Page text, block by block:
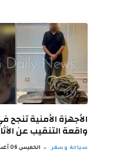
الأجهزة الأمنية
واقعة التنقيب عن
سياحة وسفر الخميس 06 أغسطس 5:41 م